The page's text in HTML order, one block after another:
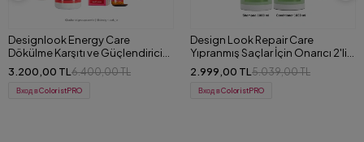
Designlook Energy Care
Dökülme Karşıtı ve Güçlendirici
(Şampuan+Serum) Set
3.200,00 TL 6.400,00 TL
Вход в ColoristPRO
Design Look Repair Care
Yıpranmış Saçlar İçin Onarıcı 2'li
Set (Şampuan+Saç Kremi) 1000
ml
2.999,00 TL 5.039,00 TL
Вход в ColoristPRO